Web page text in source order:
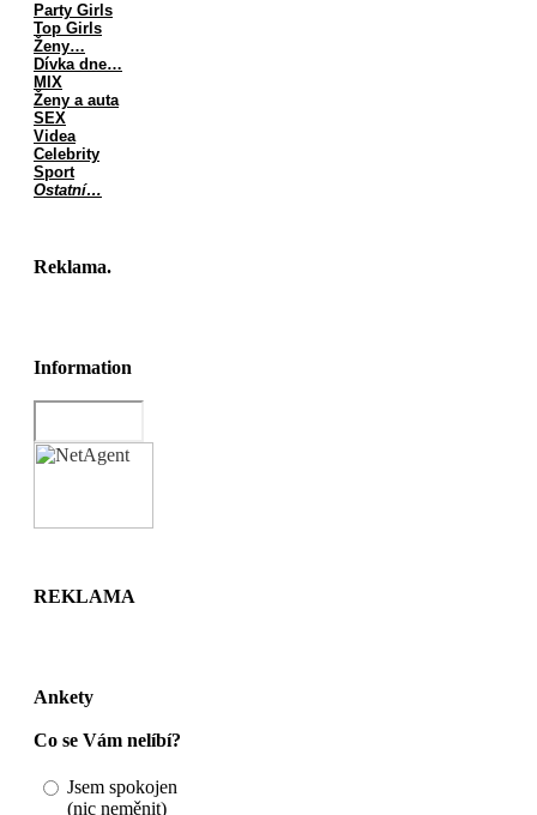
Party Girls
Top Girls
Ženy…
Dívka dne…
MIX
Ženy a auta
SEX
Videa
Celebrity
Sport
Ostatní…
Reklama.
Information
REKLAMA
Ankety
Co se Vám nelíbí?
Jsem spokojen
(nic neměnit)